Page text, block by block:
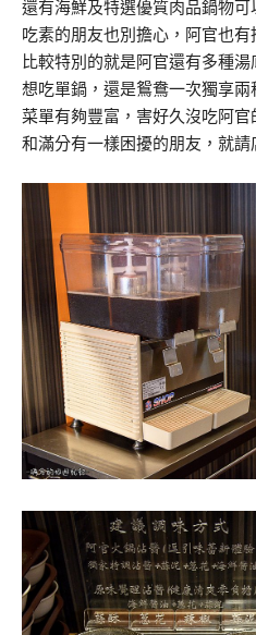
還有海鮮及特選優質肉品鍋物可
吃素的朋友也別擔心，阿官也
比較特別的就是阿官還有多種
想吃單鍋，還是鴛鴦一次獨享兩
菜單有夠豐富，害好久沒吃阿官
和滿分有一樣困擾的朋友，就請